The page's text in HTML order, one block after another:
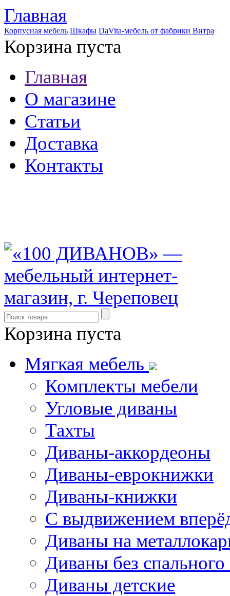
Главная
Корпусная мебель Шкафы DaVita-мебель от фабрики Витра
Корзина пуста
Главная
О магазине
Статьи
Доставка
Контакты
Корзина пуста
Мягкая мебель
Комплекты мебели
Угловые диваны
Тахты
Диваны-аккордеоны
Диваны-еврокнижки
Диваны-книжки
С выдвижением
Диваны на
Диваны без спального
Диваны детские